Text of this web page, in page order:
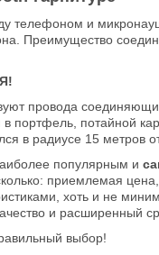
телефоном и
Преимущество
провода
в портфель, потайной
в радиусе 15 метров
популярным и
приемлемая
хоть и не
и расширенный
выбор!